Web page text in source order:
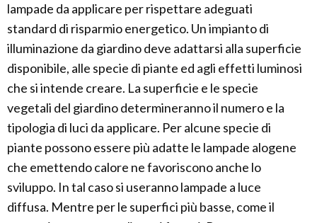
lampade da applicare per rispettare adeguati
standard di risparmio energetico. Un impianto di
illuminazione da giardino deve adattarsi alla superficie
disponibile, alle specie di piante ed agli effetti luminosi
che si intende creare. La superficie e le specie
vegetali del giardino determineranno il numero e la
tipologia di luci da applicare. Per alcune specie di
piante possono essere più adatte le lampade alogene
che emettendo calore ne favoriscono anche lo
sviluppo. In tal caso si useranno lampade a luce
diffusa. Mentre per le superfici più basse, come il